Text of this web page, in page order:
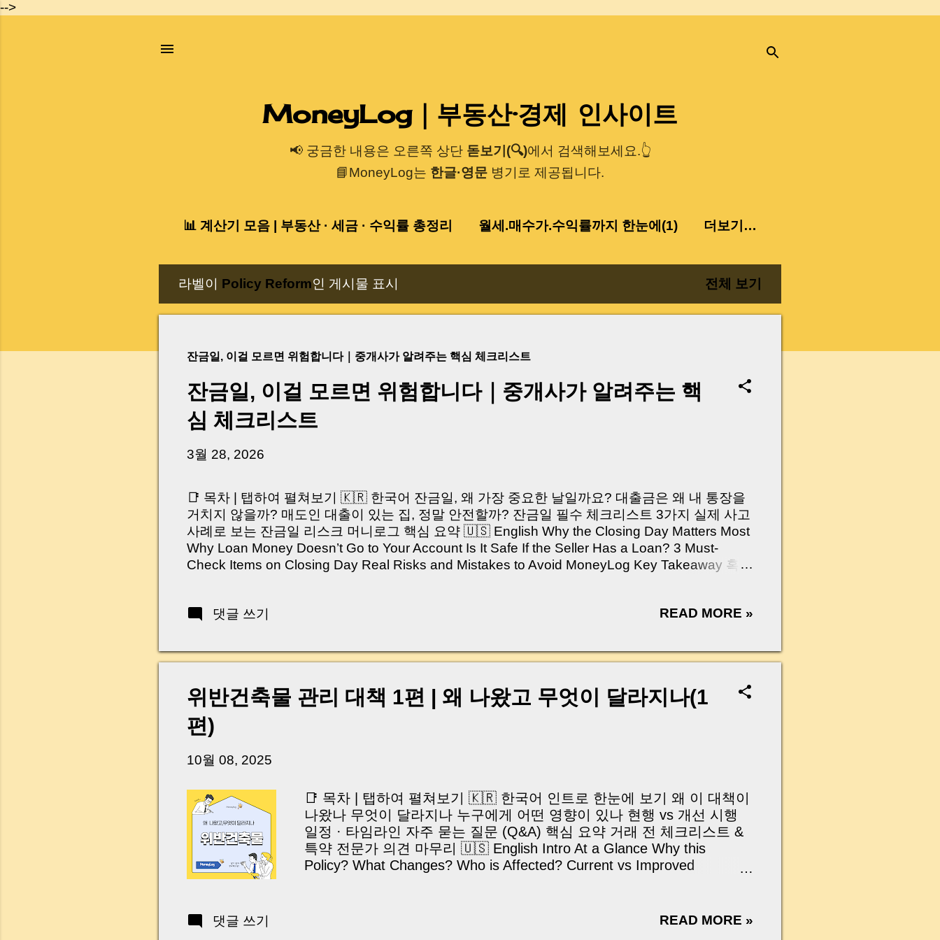
-->
기본 콘텐츠로 건너뛰기
MoneyLog｜부동산·경제 인사이트
📢 궁금한 내용은 오른쪽 상단돋보기(🔍)에서 검색해보세요.👆
📘MoneyLog는 한글·영문 병기로 제공됩니다.
📊 계산기 모음 | 부동산 · 세금 · 수익률 총정리 월세.매수가.수익률까지 한눈에(1) 더보기…
라벨이 Policy Reform인 게시물 표시 전체 보기
잔금일, 이걸 모르면 위험합니다｜중개사가 알려주는 핵심 체크리스트
잔금일, 이걸 모르면 위험합니다｜중개사가 알려주는 핵
심 체크리스트
3월 28, 2026
📑 목차 | 탭하여 펼쳐보기 🇰🇷 한국어 잔금일, 왜 가장 중요한 날일까요? 대출금은 왜 내 통장을
거치지 않을까? 매도인 대출이 있는 집, 정말 안전할까? 잔금일 필수 체크리스트 3가지 실제 사고
사례로 보는 잔금일 리스크 머니로그 핵심 요약 🇺🇸 English Why the Closing Day Matters Most
Why Loan Money Doesn’t Go to Your Account Is It Safe If the Seller Has a Loan? 3 Must-
Check Items on Closing Day Real Risks and Mistakes to Avoid MoneyLog Key Takeaway 혹시
억 원이 한 번에 움직이는 가장 긴장되는 순간 입니다. 실제로 제가 중개 현장에서 겪었던 일입니
황이 있었습니다. 또 어떤 분은 이렇게 말씀하십니다. “내 대출인데 왜 내 통장으로 안 들어오죠?”
“매도인이 대출 안 갚고 도망가면 어떡하죠?” 이 모든 불안, 사실은 ‘구조’를 몰라서 생기는 걱정입
꼭 준비해야 하는지 중개 실무 기준으로 아주 쉽게 풀어드리겠습니다. 이 글 하나만 제대로 이해
하시면, 잔금일이 더 이상 두려운 날이 아니라 “내 집을 완성하는 마지막 퍼즐” 이 될 수 있습니다. |
Introduction (Tap to expand) Have you ever thought like this? “Closing day…...
댓글 쓰기 READ MORE »
위반건축물 관리 대책 1편 | 왜 나왔고 무엇이 달라지나(1
편)
10월 08, 2025
📑 목차 | 탭하여 펼쳐보기 🇰🇷 한국어 인트로 한눈에 보기 왜 이 대책이
나왔나 무엇이 달라지나 누구에게 어떤 영향이 있나 현행 vs 개선 시행
일정 · 타임라인 자주 묻는 질문 (Q&A) 핵심 요약 거래 전 체크리스트 &
특약 전문가 의견 마무리 🇺🇸 English Intro At a Glance Why this
Policy? What Changes? Who is Affected? Current vs Improved
반건축물 합리적 관리방안」 은 단순한 규제 강화가 아니라, 현실적인 대
댓글 쓰기 READ MORE »